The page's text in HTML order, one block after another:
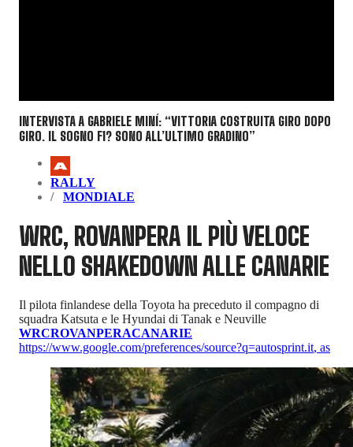
INTERVISTA A GABRIELE MINÍ: “VITTORIA COSTRUITA GIRO DOPO
GIRO. IL SOGNO F1? SONO ALL’ULTIMO GRADINO”
RALLY
MONDIALE
WRC, ROVANPERA IL PIÙ VELOCE
NELLO SHAKEDOWN ALLE CANARIE
Il pilota finlandese della Toyota ha preceduto il compagno di
squadra Katsuta e le Hyundai di Tanak e Neuville
WRCROVANPERACANARIE
https://www.google.com/preferences/source?q=autosprint.it, as